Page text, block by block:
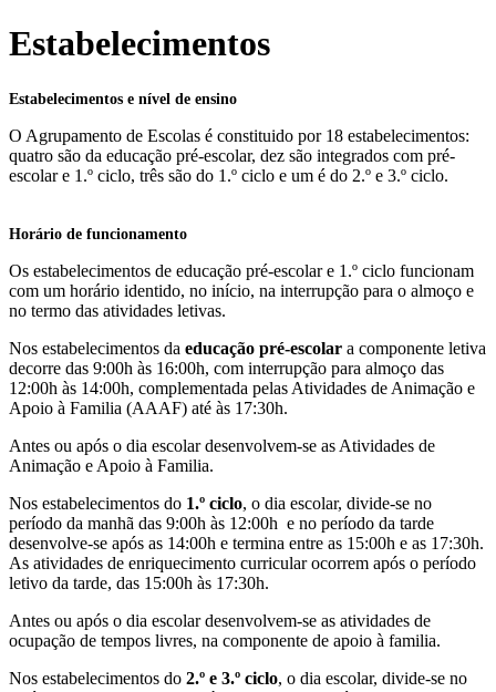
Estabelecimentos
Estabelecimentos e nível de ensino
O Agrupamento de Escolas é constituido por 18 estabelecimentos:
quatro são da educação pré-escolar, dez são integrados com pré-
escolar e 1.º ciclo, três são do 1.º ciclo e um é do 2.º e 3.º ciclo.
Horário de funcionamento
Os estabelecimentos de educação pré-escolar e 1.º ciclo funcionam
com um horário identido, no início, na interrupção para o almoço e
no termo das atividades letivas.
Nos estabelecimentos da educação pré-escolar a componente letiva
decorre das 9:00h às 16:00h, com interrupção para almoço das
12:00h às 14:00h, complementada pelas Atividades de Animação e
Apoio à Familia (AAAF) até às 17:30h.
Antes ou após o dia escolar desenvolvem-se as Atividades de
Animação e Apoio à Familia.
Nos estabelecimentos do 1.º ciclo, o dia escolar, divide-se no
período da manhã das 9:00h às 12:00h e no período da tarde
desenvolve-se após as 14:00h e termina entre as 15:00h e as 17:30h.
As atividades de enriquecimento curricular ocorrem após o período
letivo da tarde, das 15:00h às 17:30h.
Antes ou após o dia escolar desenvolvem-se as atividades de
ocupação de tempos livres, na componente de apoio à familia.
Nos estabelecimentos do 2.º e 3.º ciclo, o dia escolar, divide-se no